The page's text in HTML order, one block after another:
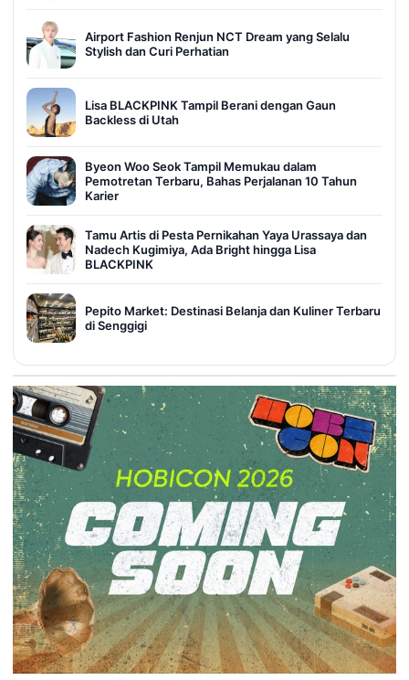
Airport Fashion Renjun NCT Dream yang Selalu
Stylish dan Curi Perhatian
Lisa BLACKPINK Tampil Berani dengan Gaun
Backless di Utah
Byeon Woo Seok Tampil Memukau dalam
Pemotretan Terbaru, Bahas Perjalanan 10 Tahun
Karier
Tamu Artis di Pesta Pernikahan Yaya Urassaya dan
Nadech Kugimiya, Ada Bright hingga Lisa
BLACKPINK
Pepito Market: Destinasi Belanja dan Kuliner Terbaru
di Senggigi